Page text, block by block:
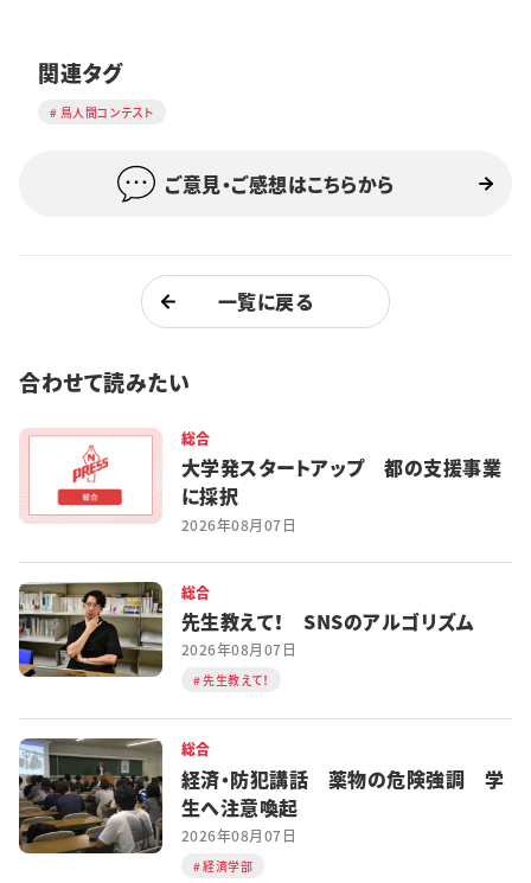
関連タグ
鳥人間コンテスト
ご意見・ご感想はこちらから
一覧に戻る
合わせて読みたい
総合
大学発スタートアップ 都の支援事業
に採択
2026年08月07日
総合
先生教えて！ SNSのアルゴリズム
2026年08月07日
先生教えて！
総合
経済・防犯講話 薬物の危険強調 学
生へ注意喚起
2026年08月07日
経済学部